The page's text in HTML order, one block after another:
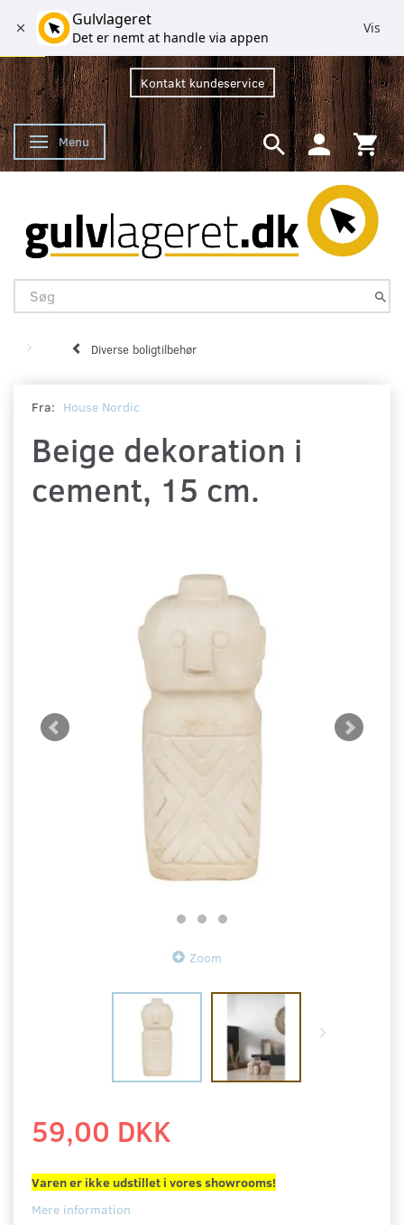
Kontakt kundeservice
Skifte navigation
Menu
Diverse boligtilbehør
Fra: House Nordic
Beige dekoration i
cement, 15 cm.
Zoom
59,00 DKK
Varen er ikke udstillet i vores showrooms!
Mere information
Gulvlageret
Det er nemt at handle via appen
Vis